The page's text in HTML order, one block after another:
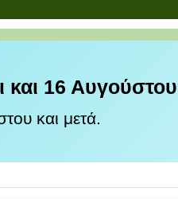
και 16
και μετά.